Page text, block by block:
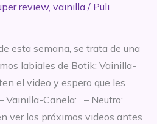
review, vainilla / Puli
esta semana, se trata de una
labiales de Botik: Vainilla-
el video y espero que les
Vainilla-Canela: – Neutro:
ver los próximos videos antes